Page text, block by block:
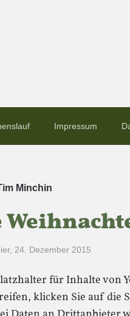
Impressum
Minchin
, 24. Dezember 2015
für Inhalte von
klicken Sie auf die